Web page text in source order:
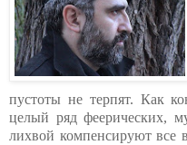
пустоты не терпят. Как
целый ряд феерических,
лихвой компенсируют все